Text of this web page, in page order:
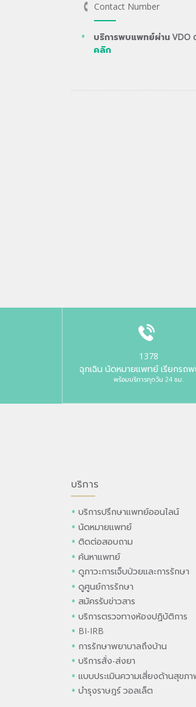
Contact Number
บริการพบแพทย์ผ่าน VDO
คลิก
1378
ฉุกเฉิน นัดหมายแพทย์ เรียกรถพ
พร้อมบริการทุกวัน 24 ชม.
บริการ
บริการปรึกษาแพทย์ออนไลน์
นัดหมายแพทย์
ติดต่อสอบถาม
ค้นหาแพทย์
ดูภาวะการเจ็บป่วยและการรักษา
ดูศูนย์การรักษา
สมัครรับข่าวสาร
บริการตรวจทางห้องปฏิบัติการ
BI-IRB
การรักษาพยาบาลถึงบ้าน
บริการสั่ง-ส่งยา
แบบประเมินความเสี่ยงด้านสุขภ
บำรุงราษฎร์ วอลเล็ต